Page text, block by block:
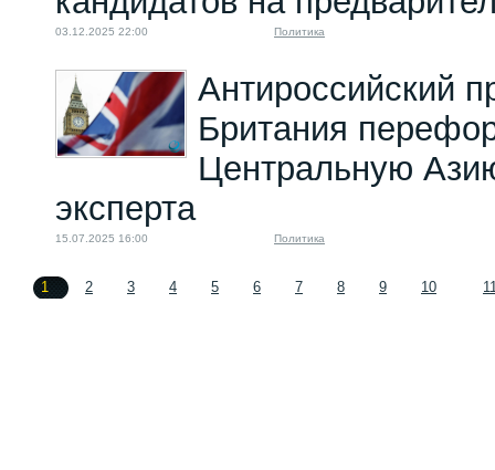
03.12.2025 22:00 Политика
Антироссийский
Британия
Центральную
эксперта
15.07.2025 16:00 Политика
1 2 3 4 5 6 7 8 9 10